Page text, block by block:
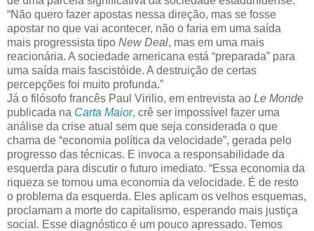
“Não quero fazer apostas nessa direção, mas se fosse
apostar no que vai acontecer, não o faria em uma saída
mais progressista tipo New Deal, mas em uma mais
reacionária. A sociedade americana está “preparada” para
uma saída mais fascistóide. A destruição de certas
percepções foi muito profunda.”
Já o filósofo francês Paul Virilio, em entrevista ao Le Monde
publicada na Carta Maior, crê ser impossível fazer uma
análise da crise atual sem que seja considerada o que
chama de “economia política da velocidade”, gerada pelo
progresso das técnicas. E invoca a responsabilidade da
esquerda para discutir o futuro imediato. “Essa economia da
riqueza se tornou uma economia da velocidade. É de resto
o problema da esquerda. Eles aplicam os velhos esquemas,
proclamam a morte do capitalismo, esperando mais justiça
social. Esse diagnóstico é um pouco apressado. Temos